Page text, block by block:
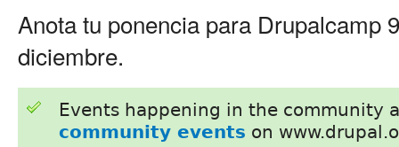
Anota tu ponencia para Drupalcamp
diciembre.
Events happening in the community
community events on